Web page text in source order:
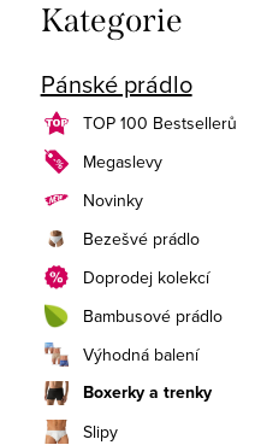
o
s
t
r
a
n
n
í
p
Přeskočit
kategorie
Kategorie
Pánské prádlo
TOP 100 Bestsellerů
Megaslevy
Novinky
Bezešvé prádlo
Doprodej kolekcí
Bambusové prádlo
Výhodná balení
Boxerky a trenky
Slipy